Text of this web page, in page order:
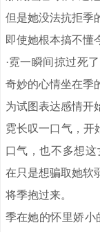
但是她没法抗拒季
即使她根本搞不
·霓一瞬间掠过死
奇妙的心情坐在季
为试图表达感情开
霓长叹一口气，开
口气，也不多想
在只是想骗取她软
将季抱过来。
季在她的怀里娇小